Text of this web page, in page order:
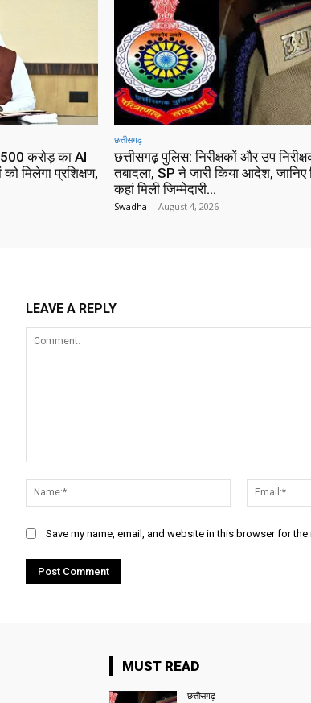
करोड़ का AI
मिलेगा प्रशिक्षण,
छत्तीसगढ़
छत्तीसगढ़ पुलिस: निरीक्षकों और उप
तबादला, SP ने जारी किया आदेश,
कहां मिली जिम्मेदारी…
Swadha - August 4, 2026
LEAVE A REPLY
Name:*
Save my name, email, and website in this browser for the
MUST READ
छत्तीसगढ़